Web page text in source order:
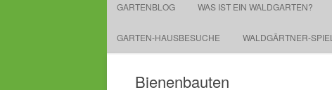
GARTENBLOG WAS IST EIN WALDGARTEN?
GARTEN-HAUSBESUCHE WALDGÄRTNER-SPIEL
Bienenbauten